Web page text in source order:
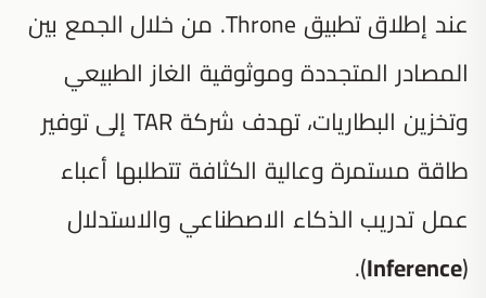
عند إطلاق تطبيق Throne. من خلال الجمع بين
المصادر المتجددة وموثوقية الغاز الطبيعي
وتخزين البطاريات، تهدف شركة TAR إلى توفير
طاقة مستمرة وعالية الكثافة تتطلبها أعباء
عمل تدريب الذكاء الاصطناعي والاستدلال
(
Inference
).